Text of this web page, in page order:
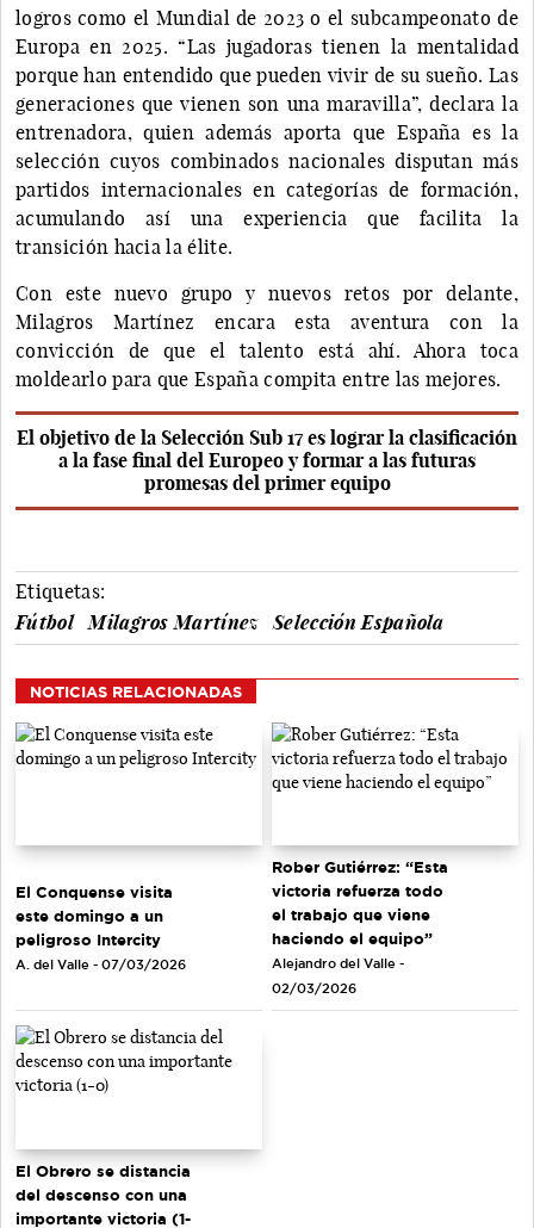
logros como el Mundial de 2023 o el subcampeonato de
Europa en 2025. “Las jugadoras tienen la mentalidad
porque han entendido que pueden vivir de su sueño. Las
generaciones que vienen son una maravilla”, declara la
entrenadora, quien además aporta que España es la
selección cuyos combinados nacionales disputan más
partidos internacionales en categorías de formación,
acumulando así una experiencia que facilita la
transición hacia la élite.
Con este nuevo grupo y nuevos retos por delante,
Milagros Martínez encara esta aventura con la
convicción de que el talento está ahí. Ahora toca
moldearlo para que España compita entre las mejores.
El objetivo de la Selección Sub 17 es lograr la clasificación
a la fase final del Europeo y formar a las futuras
promesas del primer equipo
Etiquetas:
Fútbol
Milagros Martínez Selección Española
NOTICIAS RELACIONADAS
El Conquense visita
este domingo a un
peligroso Intercity
A. del Valle - 07/03/2026
Rober Gutiérrez: “Esta
victoria refuerza todo
el trabajo que viene
haciendo el equipo”
Alejandro del Valle -
02/03/2026
El Obrero se distancia
del descenso con una
importante victoria (1-